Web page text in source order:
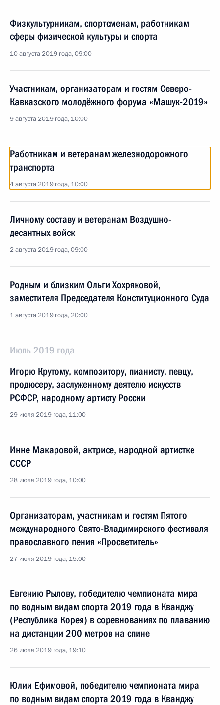
Физкультурникам, спортсменам, работникам
сферы физической культуры и спорта
10 августа 2019 года, 09:00
Участникам, организаторам и гостям Северо-
Кавказского молодёжного форума «Машук-2019»
9 августа 2019 года, 10:00
Работникам и ветеранам железнодорожного
транспорта
4 августа 2019 года, 10:00
Личному составу и ветеранам Воздушно-
десантных войск
2 августа 2019 года, 09:00
Родным и близким Ольги Хохряковой,
заместителя Председателя Конституционного Суда
1 августа 2019 года, 20:00
Июль 2019 года
Игорю Крутому, композитору, пианисту, певцу,
продюсеру, заслуженному деятелю искусств
РСФСР, народному артисту России
29 июля 2019 года, 11:00
Инне Макаровой, актрисе, народной артистке
СССР
28 июля 2019 года, 10:00
Организаторам, участникам и гостям Пятого
международного Свято-Владимирского фестиваля
православного пения «Просветитель»
27 июля 2019 года, 15:00
Евгению Рылову, победителю чемпионата мира
по водным видам спорта 2019 года в Кванджу
(Республика Корея) в соревнованиях по плаванию
на дистанции 200 метров на спине
26 июля 2019 года, 19:10
Юлии Ефимовой, победителю чемпионата мира
по водным видам спорта 2019 года в Кванджу